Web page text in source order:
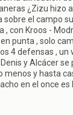
¿Zizu hizo
sobre el campo
, con Kroos -
punta , solo
4 defensas , un
y Alcácer se
y hasta
en el once es